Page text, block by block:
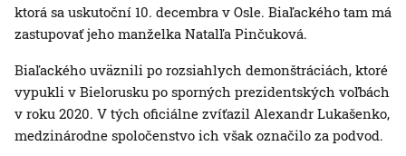
ktorá sa uskutoční 10. decembra v Osle. Biaľackého tam má
zastupovať jeho manželka Natalľa Pinčuková.
Biaľackého uväznili po rozsiahlych demonštráciách, ktoré
vypukli v Bielorusku po sporných prezidentských voľbách
v roku 2020. V tých oficiálne zvíťazil Alexandr Lukašenko,
medzinárodne spoločenstvo ich však označilo za podvod.